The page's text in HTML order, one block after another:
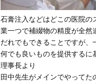
石膏注入などはどこの医院の
業一つで補綴物の精度が全然
だれでもできることですが、
何でも良いものを提供するに
理事長より
田中先生がメインでやってた